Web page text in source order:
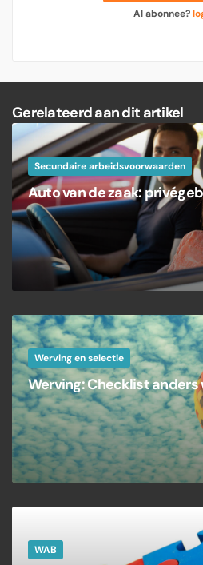
Al abonnee?
Gerelateerd aan dit artikel
Secundaire arbeidsvoorwaarden
Auto van de zaak:
Werving en selectie
Werving: Checklist anders
WAB